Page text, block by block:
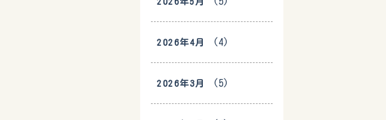
2026年4月 (4)
2026年3月 (5)